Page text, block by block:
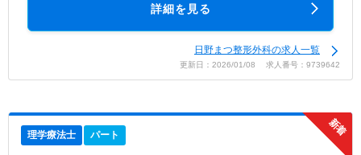
詳細を見る
日野まつ整形外科の求人一覧
更新日：2026/01/08 求人番号：9739642
理学療法士 パート